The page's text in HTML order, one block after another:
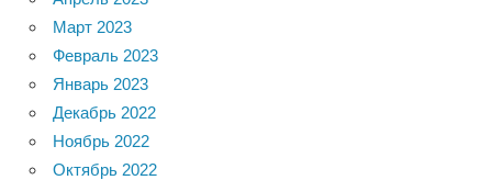
Март 2023
Февраль 2023
Январь 2023
Декабрь 2022
Ноябрь 2022
Октябрь 2022